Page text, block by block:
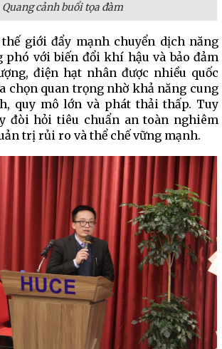
Quang cảnh buổi tọa đàm
giới đẩy mạnh chuyển dịch năng
phó với biến đổi khí hậu và bảo đảm
điện hạt nhân được nhiều quốc
chọn quan trọng nhờ khả năng cung
quy mô lớn và phát thải thấp. Tuy
đòi hỏi tiêu chuẩn an toàn nghiêm
trị rủi ro và thể chế vững mạnh.